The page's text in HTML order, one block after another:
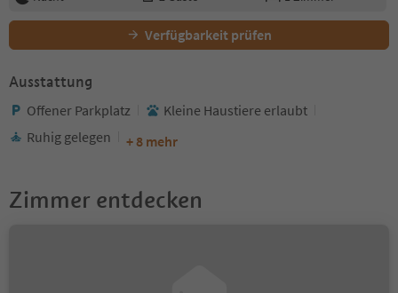
Verfügbarkeit prüfen
Ausstattung
Offener Parkplatz
Kleine Haustiere erlaubt
Ruhig gelegen
+ 8 mehr
Zimmer entdecken